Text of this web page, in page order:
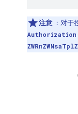
注意 ：对于
Authorization